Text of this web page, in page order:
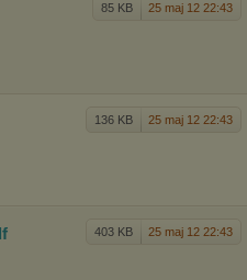
85 KB 25 maj 12 22:43
136 KB 25 maj 12 22:43
403 KB 25 maj 12 22:43